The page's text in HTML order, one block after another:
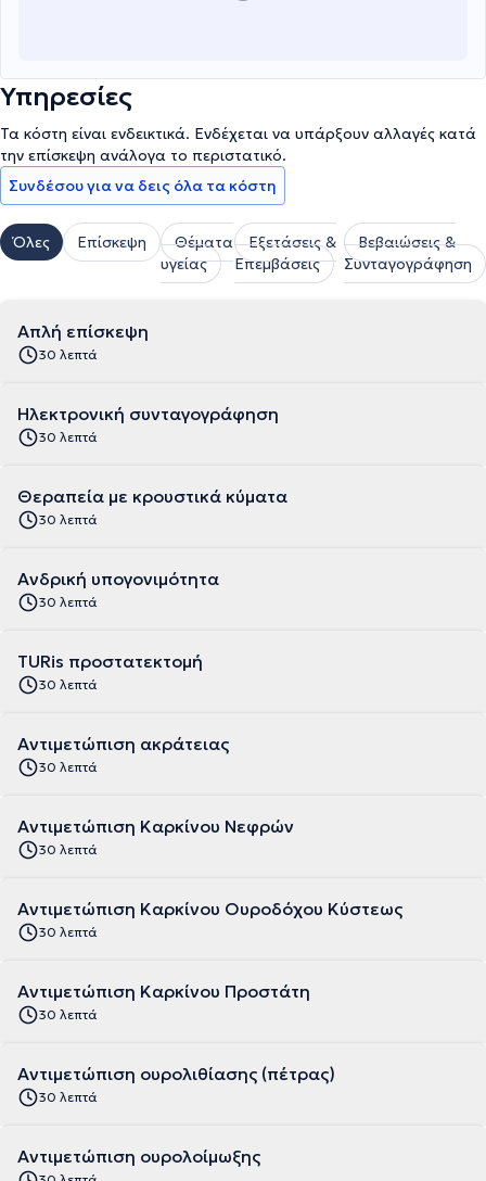
Υπηρεσίες
Τα κόστη είναι ενδεικτικά. Ενδέχεται να υπάρξουν αλλαγές κατά
την επίσκεψη ανάλογα το περιστατικό.
Συνδέσου για να δεις όλα τα κόστη
Όλες Επίσκεψη
Θέματα
υγείας
Εξετάσεις &
Επεμβάσεις
Βεβαιώσεις &
Συνταγογράφηση
Απλή επίσκεψη
30 λεπτά
Ηλεκτρονική συνταγογράφηση
30 λεπτά
Θεραπεία με κρουστικά κύματα
30 λεπτά
Aνδρική υπογονιμότητα
30 λεπτά
TURis προστατεκτομή
30 λεπτά
Αντιμετώπιση ακράτειας
30 λεπτά
Αντιμετώπιση Καρκίνου Νεφρών
30 λεπτά
Αντιμετώπιση Καρκίνου Ουροδόχου Κύστεως
30 λεπτά
Αντιμετώπιση Καρκίνου Προστάτη
30 λεπτά
Αντιμετώπιση ουρολιθίασης (πέτρας)
30 λεπτά
Αντιμετώπιση ουρολοίμωξης